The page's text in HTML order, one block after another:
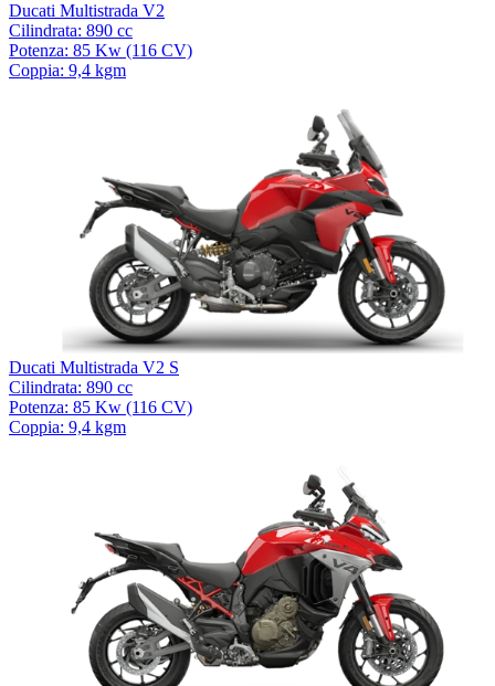
Ducati Multistrada V2
Cilindrata: 890 cc
Potenza: 85 Kw (116 CV)
Coppia: 9,4 kgm
Ducati Multistrada V2 S
Cilindrata: 890 cc
Potenza: 85 Kw (116 CV)
Coppia: 9,4 kgm